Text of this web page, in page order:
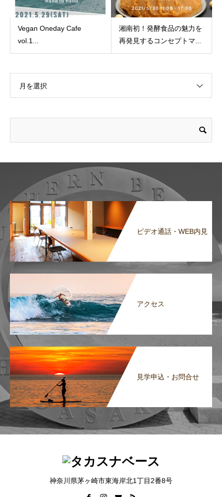
Vegan Oneday Cafe
vol.1...
湘南初！発酵食品の魅力を
再発見するコンセプトマ...
月を選択
ビデオ通話・WEB内見
アクセス
見学申込・お問合せ
神奈川県茅ヶ崎市東海岸北1丁目2番8号